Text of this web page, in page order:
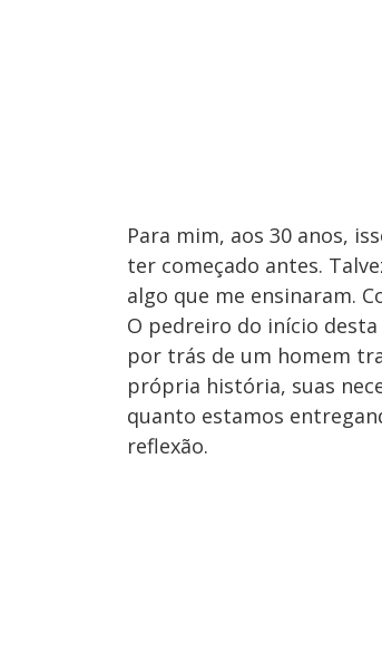
Para mim, aos 30 anos,
ter começado antes.
algo que me ensinaram.
O pedreiro do início
por trás de um homem
própria história, suas
quanto estamos
reflexão.